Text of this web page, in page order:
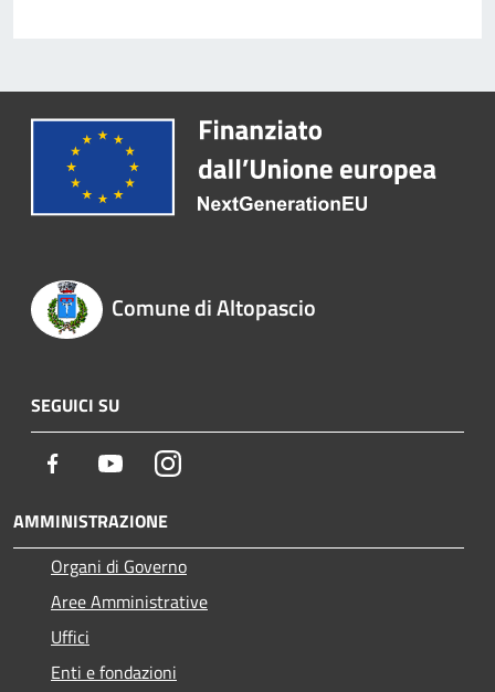
Comune di Altopascio
SEGUICI SU
Facebook YoutubeInstagram
AMMINISTRAZIONE
Organi di Governo
Aree Amministrative
Uffici
Enti e fondazioni